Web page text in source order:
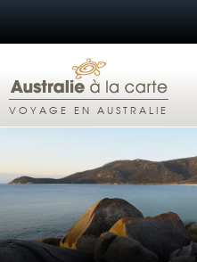
VOYAGE EN AUSTRALIE